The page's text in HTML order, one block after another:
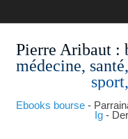
Pierre Aribaut :
médecine,
Ebooks bourse-
Ig-